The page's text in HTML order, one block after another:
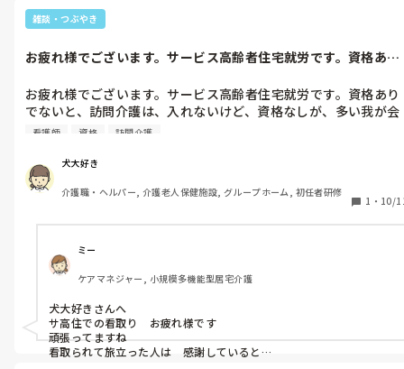
ね。ボルタレン飲んでやってるけど、ボルタレンなくなったら、
怖〜。薬全てかな。
こういうとき、辞めたくなる。めちゃくちゃ忙しいのに、資格な
施設長は、訪問介護の忙しさをわかってるのか、私の足を気遣っ
てくれてるみたいだが。
いてーよ。
雑談・つぶやき
お疲れ様でございます。サービス高齢者住宅就労です。資格あり
お疲れ様でございます。サービス高齢者住宅就労です。資格あり
でないと、訪問介護は、入れないけど、資格なしが、多い我が会
社。資格なしは、デイサービス。しかし、思うことが、ありま
る資格なしスタッフ。居室の匂いも、血便が出てるので、凄い匂
いがしてます。しかし、窓はすぐ閉めないといけない。看護師さ
んも、すっごい匂いしてるよね。
そうなんです。血の匂いが充満して、うってくるけど、行かない
わけにはいかないし。正直、こっちの体調が、やられますよね。
そうそう、相当な精神力持っていかないとこっちの体調と、吐き
気がでるよね。
そう、行く前に、精神力スウィッチみたいなの持たないと、正直
こっちが、油断すると吐く。
看護師 資格 訪問介護
犬大好き
介護職・ヘルパー, 介護老人保健施設, グループホーム, 初任者研修
1 ・ 10/
ミー
ケアマネジャー, 小規模多機能型居宅介護
犬大好きさんへ
サ高住での看取り　お疲れ様です
頑張ってますね
看取られて旅立った人は　感謝していると